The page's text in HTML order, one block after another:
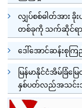
လျှပ်စစ်ဓါတ်အား
တစ်ခုကို သက်ဆိုင်ရ
ဒေါ်အောင်ဆန်းစုက
မြန်မာနိုင်ငံအိမ်ခြံမ
နှစ်ပတ်လည်အသင်းသ